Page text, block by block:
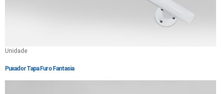
Unidade
Puxador Tapa Furo Fantasia